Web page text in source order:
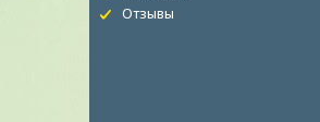
Отзывы